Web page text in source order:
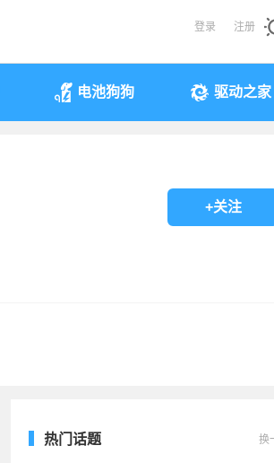
登录 注册
电池狗狗 驱动之家
+关注
热门话题 换